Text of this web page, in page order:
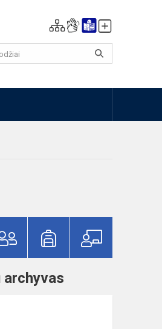
archyvas